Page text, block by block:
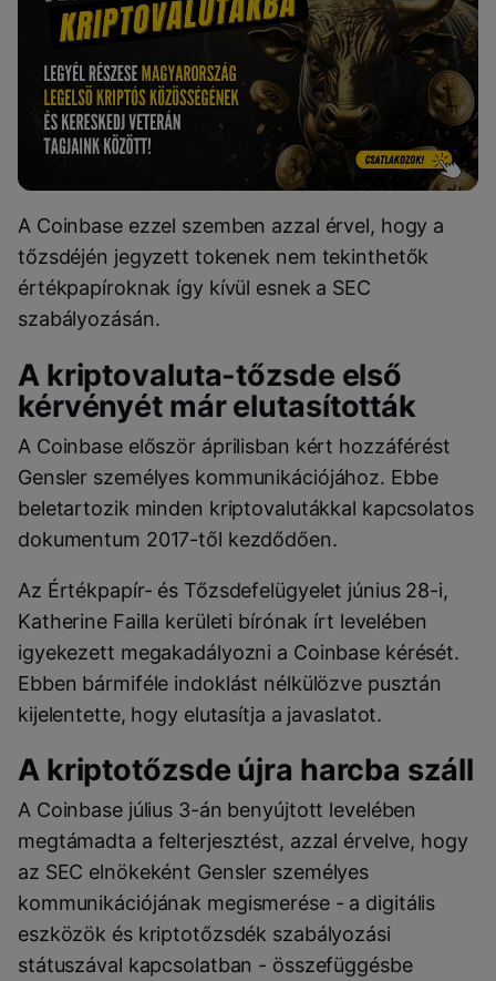
A Coinbase ezzel szemben azzal érvel, hogy a
tőzsdéjén jegyzett tokenek nem tekinthetők
értékpapíroknak így kívül esnek a SEC
szabályozásán.
A kriptovaluta-tőzsde első
kérvényét már elutasították
A Coinbase először áprilisban kért hozzáférést
Gensler személyes kommunikációjához. Ebbe
beletartozik minden kriptovalutákkal kapcsolatos
dokumentum 2017-től kezdődően.
Az Értékpapír- és Tőzsdefelügyelet június 28-i,
Katherine Failla kerületi bírónak írt levelében
igyekezett megakadályozni a Coinbase kérését.
Ebben bármiféle indoklást nélkülözve pusztán
kijelentette, hogy elutasítja a javaslatot.
A kriptotőzsde újra harcba száll
A Coinbase július 3-án benyújtott levelében
megtámadta a felterjesztést, azzal érvelve, hogy
az SEC elnökeként Gensler személyes
kommunikációjának megismerése - a digitális
eszközök és kriptotőzsdék szabályozási
státuszával kapcsolatban - összefüggésbe